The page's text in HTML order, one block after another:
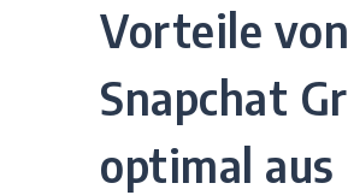
Vorteile von
Snapchat
optimal aus